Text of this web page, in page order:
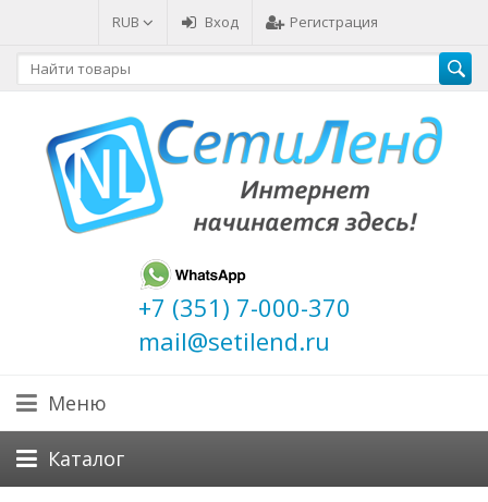
RUB Вход Регистрация
+7 (351) 7-000-370
mail@setilend.ru
Меню
Каталог